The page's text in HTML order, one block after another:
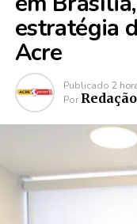
estratégia
Acre
Publicado 2
Por